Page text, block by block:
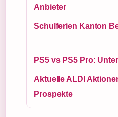
Anbieter
Schulferien Kanton
PS5 vs PS5 Pro:
Aktuelle ALDI
Prospekte